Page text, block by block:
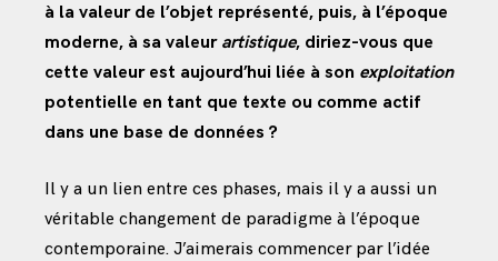
à la valeur de l’objet représenté, puis, à l’époque
moderne, à sa valeur artistique, diriez-vous que
cette valeur est aujourd’hui liée à son exploitation
potentielle en tant que texte ou comme actif
dans une base de données ?
Il y a un lien entre ces phases, mais il y a aussi un
véritable changement de paradigme à l’époque
contemporaine. J’aimerais commencer par l’idée